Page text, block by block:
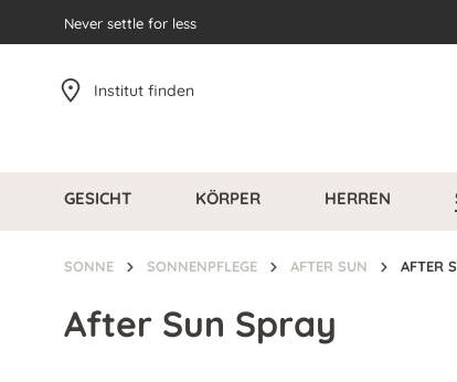
Zur Hauptnavigation springen
Never settle for less
Institut finden
GESICHT KÖRPER HERREN
SONNE SONNENPFLEGE AFTER SUN AFTER
After Sun Spray